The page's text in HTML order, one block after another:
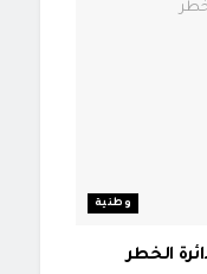
وطنية
الخطر